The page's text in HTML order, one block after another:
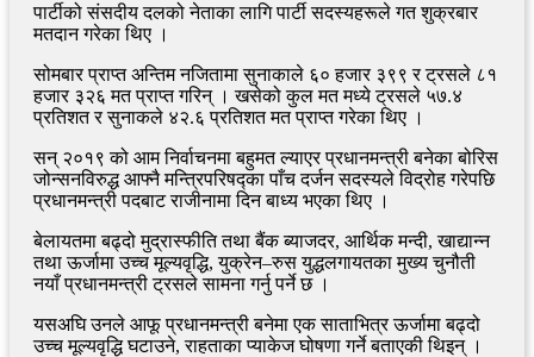
पार्टीको संसदीय दलको नेताका लागि पार्टी सदस्यहरूले गत शुक्रबार
मतदान गरेका थिए ।
सोमबार प्राप्त अन्तिम नजितामा सुनाकाले ६० हजार ३९९ र ट्रसले ८१
हजार ३२६ मत प्राप्त गरिन् । खसेको कुल मत मध्ये ट्रसले ५७.४
प्रतिशत र सुनाकले ४२.६ प्रतिशत मत प्राप्त गरेका थिए ।
सन् २०१९ को आम निर्वाचनमा बहुमत ल्याएर प्रधानमन्त्री बनेका बोरिस
जोन्सनविरुद्ध आफ्नै मन्त्रिपरिषद्का पाँच दर्जन सदस्यले विद्रोह गरेपछि
प्रधानमन्त्री पदबाट राजीनामा दिन बाध्य भएका थिए ।
बेलायतमा बढ्दो मुद्रास्फीति तथा बैंक ब्याजदर, आर्थिक मन्दी, खाद्यान्न
तथा ऊर्जामा उच्च मूल्यवृद्धि, युक्रेन–रुस युद्धलगायतका मुख्य चुनौती
नयाँ प्रधानमन्त्री ट्रसले सामना गर्नु पर्ने छ ।
यसअघि उनले आफू प्रधानमन्त्री बनेमा एक साताभित्र ऊर्जामा बढ्दो
उच्च मूल्यवृद्धि घटाउने, राहताका प्याकेज घोषणा गर्ने बताएकी थिइन् ।